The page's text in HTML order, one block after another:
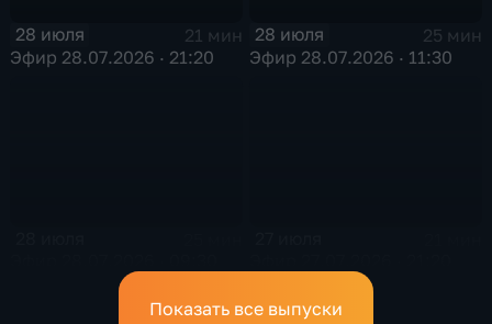
28 июля
21 мин
Эфир 28.07.2026 · 21:20
28 июля
25 мин
Эфир 28.07.2026 · 11:30
Показать все выпуски